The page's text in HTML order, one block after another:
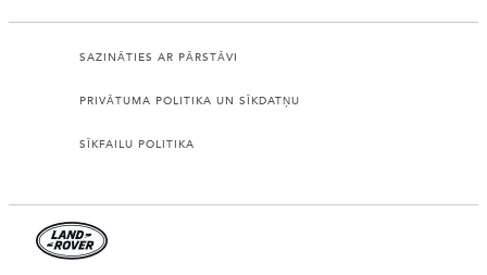
SAZINĀTIES AR PĀRSTĀVI
PRIVĀTUMA POLITIKA UN SĪKDATŅU
SĪKFAILU POLITIKA